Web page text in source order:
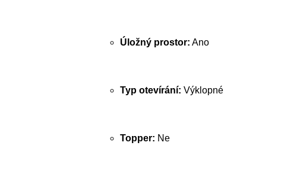
Úložný prostor: Ano
Typ otevírání: Výklopné
Topper: Ne